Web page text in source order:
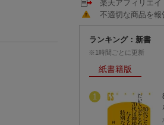
楽天アフィリエ
不適切な商品を報
ランキング：新書
※1時間ごとに更新
紙書籍版
1